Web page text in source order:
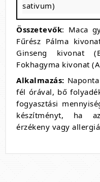
sativum)
Összetevők: Maca
Fűrész Pálma
Ginseng kivonat
Fokhagyma kivonat
Alkalmazás:
fél órával, bő
fogyasztási
készítményt, ha
érzékeny vagy